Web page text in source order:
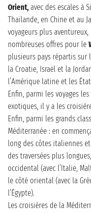
Orient, avec des escales à
Thaïlande, en Chine et au
voyageurs plus
nombreuses offres pour le
plusieurs pays répartis
la Croatie, Israël et la
l’Amérique latine et les
Enfin, parmi les voyages
exotiques, il y a les
Enfin, parmi les grands
Méditerranée : en
long des côtes italiennes
des traversées plus
occidental (avec l’Italie,
le côté oriental (avec la
l’Égypte).
Les croisières de la